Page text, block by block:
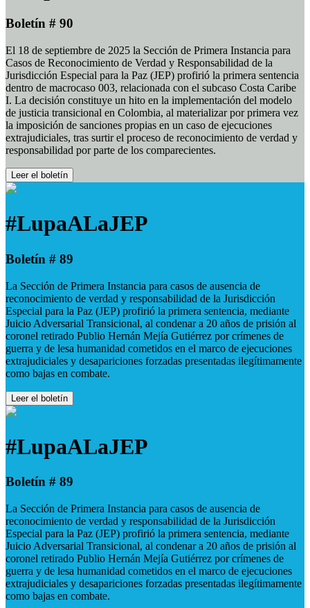
Boletín # 90
El 18 de septiembre de 2025 la Sección de Primera Instancia para
Casos de Reconocimiento de Verdad y Responsabilidad de la
Jurisdicción Especial para la Paz (JEP) profirió la primera sentencia
dentro de macrocaso 003, relacionada con el subcaso Costa Caribe
I. La decisión constituye un hito en la implementación del modelo
de justicia transicional en Colombia, al materializar por primera vez
la imposición de sanciones propias en un caso de ejecuciones
extrajudiciales, tras surtir el proceso de reconocimiento de verdad y
responsabilidad por parte de los comparecientes.
Leer el boletín
#LupaALaJEP
Boletín # 89
La Sección de Primera Instancia para casos de ausencia de
reconocimiento de verdad y responsabilidad de la Jurisdicción
Especial para la Paz (JEP) profirió la primera sentencia, mediante
Juicio Adversarial Transicional, al condenar a 20 años de prisión al
coronel retirado Publio Hernán Mejía Gutiérrez por crímenes de
guerra y de lesa humanidad cometidos en el marco de ejecuciones
extrajudiciales y desapariciones forzadas presentadas ilegítimamente
como bajas en combate.
Leer el boletín
#LupaALaJEP
Boletín # 89
La Sección de Primera Instancia para casos de ausencia de
reconocimiento de verdad y responsabilidad de la Jurisdicción
Especial para la Paz (JEP) profirió la primera sentencia, mediante
Juicio Adversarial Transicional, al condenar a 20 años de prisión al
coronel retirado Publio Hernán Mejía Gutiérrez por crímenes de
guerra y de lesa humanidad cometidos en el marco de ejecuciones
extrajudiciales y desapariciones forzadas presentadas ilegítimamente
como bajas en combate.